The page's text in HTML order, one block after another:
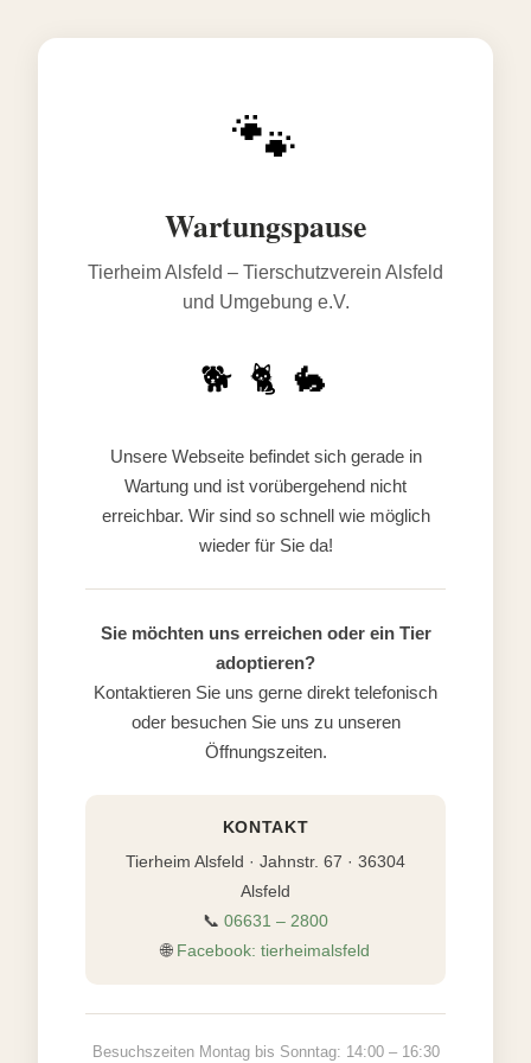
🐾
Wartungspause
Tierheim Alsfeld – Tierschutzverein Alsfeld
und Umgebung e.V.
🐕 🐈 🐇
Unsere Webseite befindet sich gerade in
Wartung und ist vorübergehend nicht
erreichbar. Wir sind so schnell wie möglich
wieder für Sie da!
Sie möchten uns erreichen oder ein Tier
adoptieren?
Kontaktieren Sie uns gerne direkt telefonisch
oder besuchen Sie uns zu unseren
Öffnungszeiten.
KONTAKT
Tierheim Alsfeld · Jahnstr. 67 · 36304
Alsfeld
📞 06631 – 2800
🌐 Facebook: tierheimalsfeld
Besuchszeiten Montag bis Sonntag: 14:00 – 16:30